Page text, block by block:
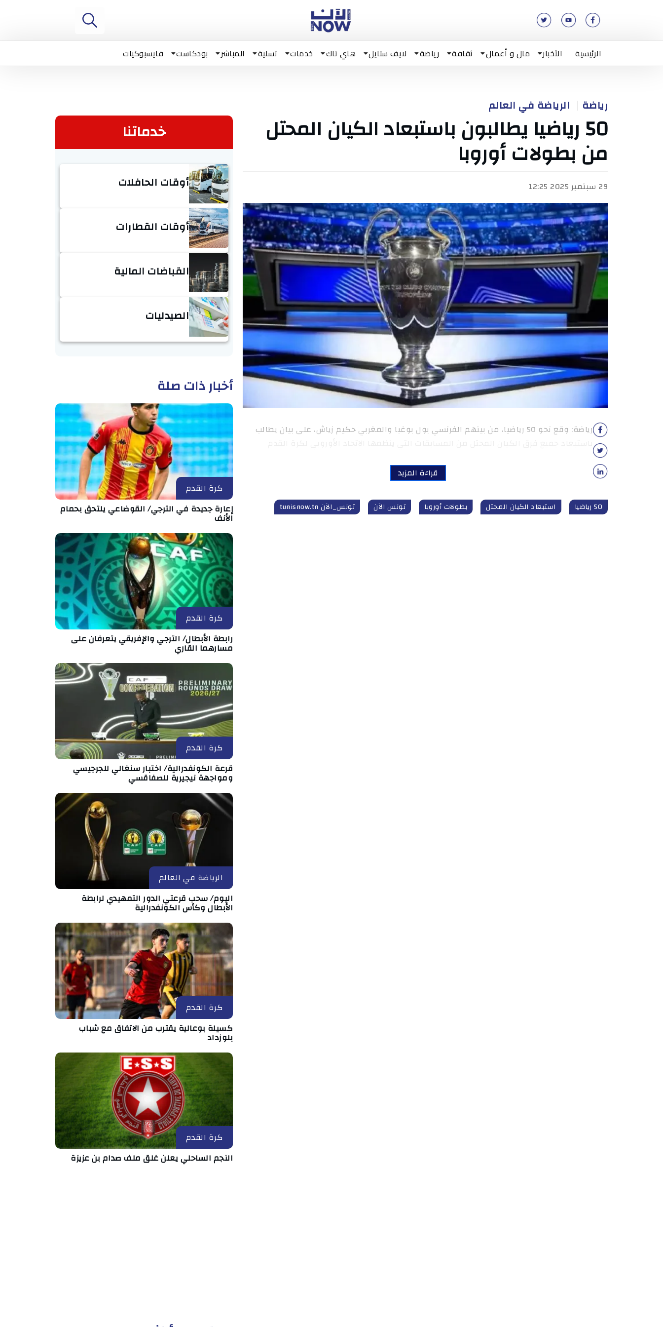
الرئيسية الأخبار مال و أعمال ثقافة رياضة لايف ستايل هاي تاك خدمات تسلية المباشر بودكاست فايسبوكيات
رياضة الرياضة في العالم
50 رياضيا يطالبون باستبعاد الكيان المحتل
من بطولات أوروبا
29 سبتمبر 2025 12:25
رياضة: وقع نحو 50 رياضيا، من بينهم الفرنسي بول بوغبا والمغربي حكيم زياش، على بيان يطالب
قراءة المزيد
50 رياضيا استبعاد الكيان المحتل بطولات أوروبا تونس الآن تونس_الآن tunisnow.tn
خدماتنا
أوقات الحافلات
أوقات القطارات
القباضات المالية
الصيدليات
أخبار ذات صلة
كرة القدم
إعارة جديدة في الترجي/ القوضاعي يلتحق بحمام
الأنف
كرة القدم
رابطة الأبطال/ الترجي والإفريقي يتعرفان على
مسارهما القاري
كرة القدم
قرعة الكونفدرالية/ اختبار سنغالي للجرجيسي
ومواجهة نيجيرية للصفاقسي
الرياضة في العالم
اليوم/ سحب قرعتي الدور التمهيدي لرابطة
الأبطال وكأس الكونفدرالية
كرة القدم
كسيلة بوعالية يقترب من الاتفاق مع شباب
بلوزداد
كرة القدم
النجم الساحلي يعلن غلق ملف صدام بن عزيزة